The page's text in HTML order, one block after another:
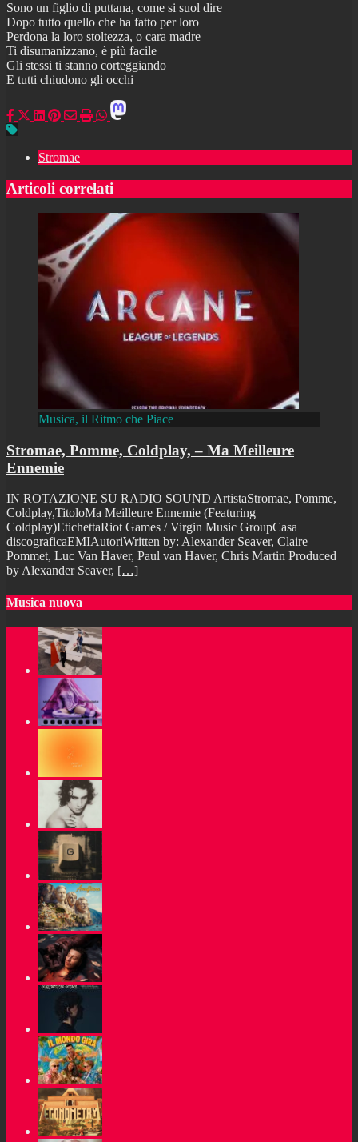
Sono un figlio di puttana, come si suol dire
Dopo tutto quello che ha fatto per loro
Perdona la loro stoltezza, o cara madre
Ti disumanizzano, è più facile
Gli stessi ti stanno corteggiando
E tutti chiudono gli occhi
Stromae
Articoli correlati
Musica, il Ritmo che Piace
Stromae, Pomme, Coldplay, – Ma Meilleure
Ennemie
IN ROTAZIONE SU RADIO SOUND ArtistaStromae, Pomme,
Coldplay,TitoloMa Meilleure Ennemie (Featuring
Coldplay)EtichettaRiot Games / Virgin Music GroupCasa
discograficaEMIAutoriWritten by: Alexander Seaver, Claire
Pommet, Luc Van Haver, Paul van Haver, Chris Martin Produced
by Alexander Seaver, […]
Musica nuova